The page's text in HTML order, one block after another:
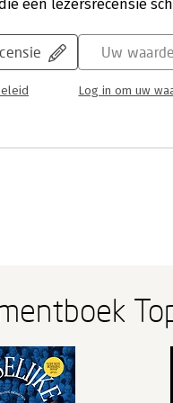
een lezersrecensie
Uw
Log in om uw